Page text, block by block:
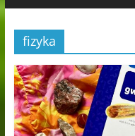
fizyka